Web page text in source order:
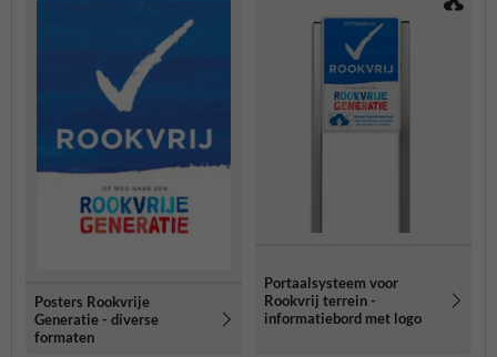
Posters Rookvrije
Generatie - diverse
formaten
Portaalsysteem voor
Rookvrij terrein -
informatiebord met logo